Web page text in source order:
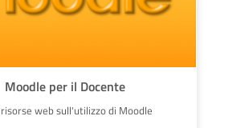
Moodle per il Docente
web sull'utilizzo di Moodle